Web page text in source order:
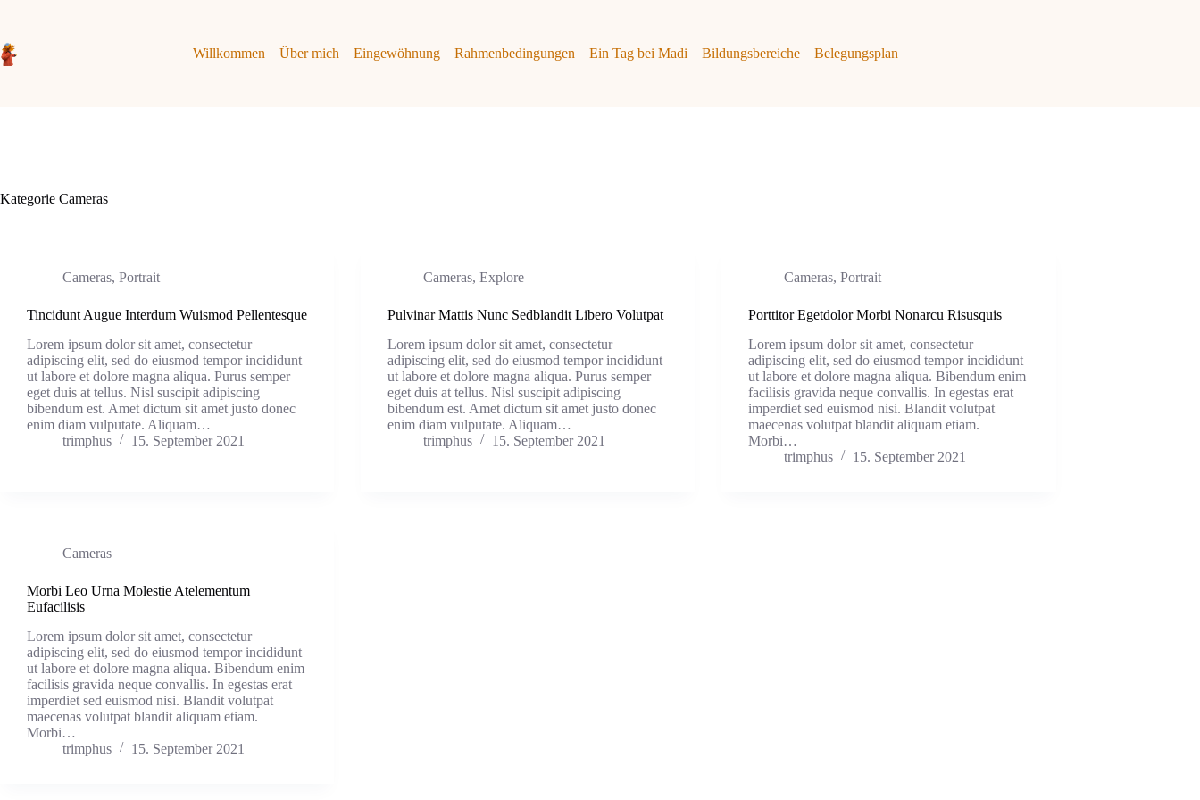
Willkommen
Über mich Eingewöhnung Rahmenbedingungen Ein Tag bei Madi Bildungsbereiche Belegungsplan
Kategorie Cameras
Cameras, Portrait
Tincidunt Augue Interdum Wuismod Pellentesque
Lorem ipsum dolor sit amet, consectetur
adipiscing elit, sed do eiusmod tempor incididunt
ut labore et dolore magna aliqua. Purus semper
eget duis at tellus. Nisl suscipit adipiscing
bibendum est. Amet dictum sit amet justo donec
enim diam vulputate. Aliquam…
trimphus
15. September 2021
Cameras,Explore
Pulvinar Mattis Nunc Sedblandit Libero Volutpat
Lorem ipsum dolor sit amet, consectetur
adipiscing elit, sed do eiusmod tempor incididunt
ut labore et dolore magna aliqua. Purus semper
eget duis at tellus. Nisl suscipit adipiscing
bibendum est. Amet dictum sit amet justo donec
enim diam vulputate. Aliquam…
trimphus
15. September 2021
Cameras,Portrait
Porttitor Egetdolor Morbi Nonarcu Risusquis
Lorem ipsum dolor sit amet, consectetur
adipiscing elit, sed do eiusmod tempor incididunt
ut labore et dolore magna aliqua. Bibendum enim
facilisis gravida neque convallis. In egestas erat
imperdiet sed euismod nisi. Blandit volutpat
maecenas volutpat blandit aliquam etiam.
Morbi…
trimphus
15. September 2021
Cameras
Morbi Leo Urna Molestie Atelementum
Eufacilisis
Lorem ipsum dolor sit amet, consectetur
adipiscing elit, sed do eiusmod tempor incididunt
ut labore et dolore magna aliqua. Bibendum enim
facilisis gravida neque convallis. In egestas erat
imperdiet sed euismod nisi. Blandit volutpat
maecenas volutpat blandit aliquam etiam.
Morbi…
trimphus
15. September 2021